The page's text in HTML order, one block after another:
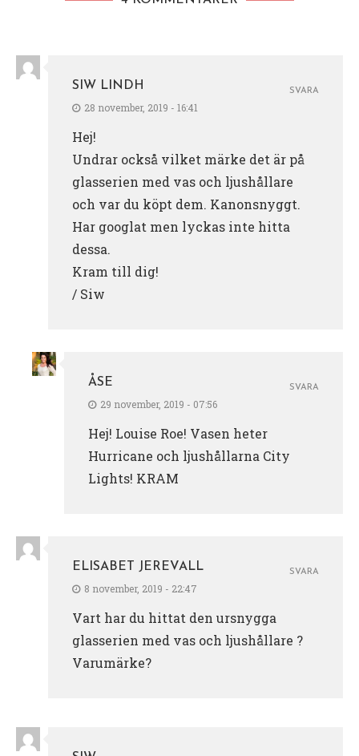
SIW LINDH
28 november, 2019 - 16:41
Hej!
Undrar också vilket märke det är på
glasserien med vas och ljushållare
och var du köpt dem. Kanonsnyggt.
Har googlat men lyckas inte hitta
dessa.
Kram till dig!
/ Siw
SVARA
ÅSE
29 november, 2019 - 07:56
Hej! Louise Roe! Vasen heter
Hurricane och ljushållarna City
Lights! KRAM
SVARA
ELISABET JEREVALL
8 november, 2019 - 22:47
Vart har du hittat den ursnygga
glasserien med vas och ljushållare ?
Varumärke?
SVARA